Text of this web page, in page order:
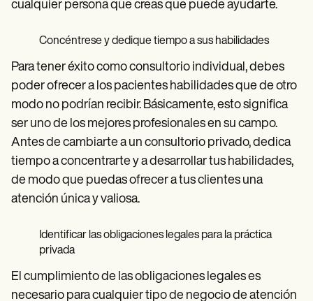
cualquier persona que creas que puede ayudarte.
Concéntrese y dedique tiempo a sus habilidades
Para tener éxito como consultorio individual, debes
poder ofrecer a los pacientes habilidades que de otro
modo no podrían recibir. Básicamente, esto significa
ser uno de los mejores profesionales en su campo.
Antes de cambiarte a un consultorio privado, dedica
tiempo a concentrarte y a desarrollar tus habilidades,
de modo que puedas ofrecer a tus clientes una
atención única y valiosa.
Identificar las obligaciones legales para la práctica
privada
El cumplimiento de las obligaciones legales es
necesario para cualquier tipo de negocio de atención